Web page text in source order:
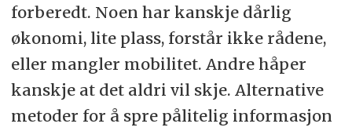
forberedt. Noen har kanskje dårlig
økonomi, lite plass, forstår ikke rådene,
eller mangler mobilitet. Andre håper
kanskje at det aldri vil skje. Alternative
metoder for å spre pålitelig informasjon